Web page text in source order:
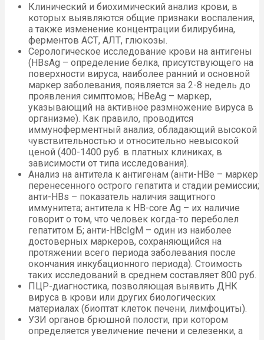
Клинический и биохимический анализ крови, в
которых выявляются общие признаки воспаления,
а также изменение концентрации билирубина,
ферментов АСТ, АЛТ, глюкозы.
Серологическое исследование крови на антигены
(НВsAg – определение белка, присутствующего на
поверхности вируса, наиболее ранний и основной
маркер заболевания, появляется за 2-8 недель до
проявления симптомов; НВеАg – маркер,
указывающий на активное размножение вируса в
организме). Как правило, проводится
иммуноферментный анализ, обладающий высокой
чувствительностью и относительно невысокой
ценой (400-1400 руб. в платных клиниках, в
зависимости от типа исследования).
Анализ на антитела к антигенам (анти-НВe – маркер
перенесенного острого гепатита и стадии ремиссии;
анти-НВs – показатель наличия защитного
иммунитета; антитела к HB-core Ag – их наличие
говорит о том, что человек когда-то переболел
гепатитом Б; анти-НВсIgМ – один из наиболее
достоверных маркеров, сохраняющийся на
протяжении всего периода заболевания после
окончания инкубационного периода). Стоимость
таких исследований в среднем составляет 800 руб.
ПЦР-диагностика, позволяющая выявить ДНК
вируса в крови или других биологических
материалах (биоптат клеток печени, лимфоциты).
УЗИ органов брюшной полости, при котором
определяется увеличение печени и селезенки, а